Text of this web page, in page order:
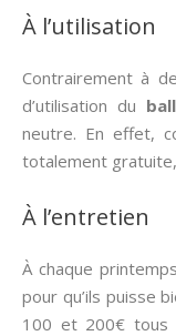
À l’utilisation
Contrairement à
d’utilisation du
neutre. En effet,
totalement gratuite,
À l’entretien
À chaque
pour qu’ils puisse
100 et 200€ tous